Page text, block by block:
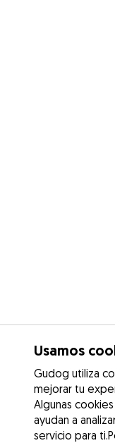
Usamos
Gudog utiliza
mejorar tu
Algunas
ayudan a
servicio para